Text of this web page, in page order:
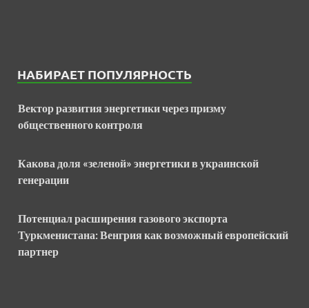
НАБИРАЕТ ПОПУЛЯРНОСТЬ
Вектор развития энергетики через призму
общественного контроля
Какова доля «зеленой» энергетики в украинской
генерации
Потенциал расширения газового экспорта
Туркменистана: Венгрия как возможный европейский
партнер